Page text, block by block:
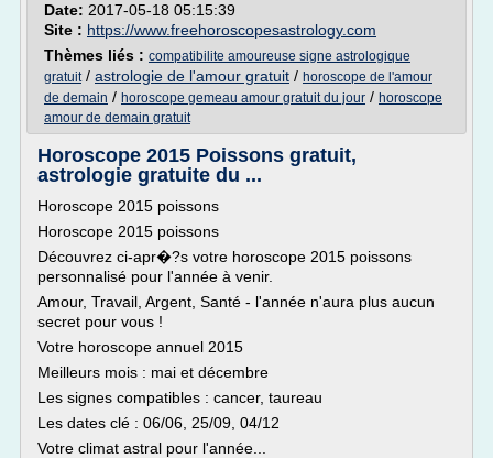
Date: 2017-05-18 05:15:39
Site : https://www.freehoroscopesastrology.com
Thèmes liés : compatibilite amoureuse signe astrologique
gratuit/ astrologie de l'amour gratuit / horoscope de l'amour
de demain / horoscope gemeau amour gratuit du jour / horoscope
amour de demain gratuit
Horoscope 2015 Poissons gratuit,
astrologie gratuite du ...
Horoscope 2015 poissons
Horoscope 2015 poissons
Découvrez ci-apr�?s votre horoscope 2015 poissons
personnalisé pour l'année à venir.
Amour, Travail, Argent, Santé - l'année n'aura plus aucun
secret pour vous !
Votre horoscope annuel 2015
Meilleurs mois : mai et décembre
Les signes compatibles : cancer, taureau
Les dates clé : 06/06, 25/09, 04/12
Votre climat astral pour l'année...